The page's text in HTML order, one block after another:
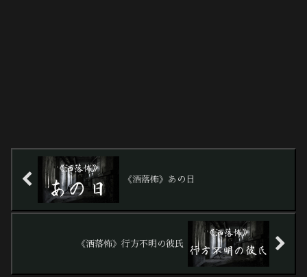
《洒落怖》あの日
《洒落怖》行方不明の彼氏